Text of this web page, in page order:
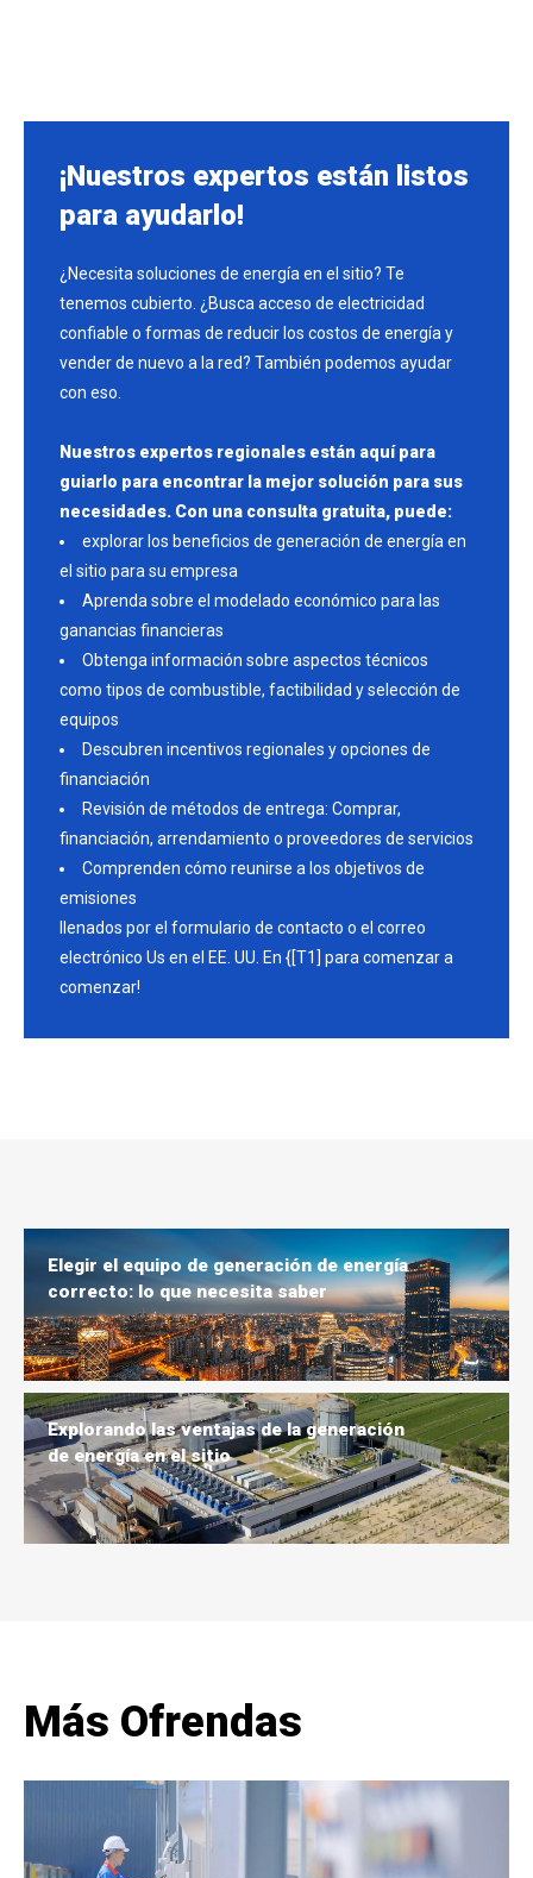
¡Nuestros expertos están listos
para ayudarlo!
¿Necesita soluciones de energía en el sitio? Te
tenemos cubierto. ¿Busca acceso de electricidad
confiable o formas de reducir los costos de energía y
vender de nuevo a la red? También podemos ayudar
con eso.
Nuestros expertos regionales están aquí para
guiarlo para encontrar la mejor solución para sus
necesidades. Con una consulta gratuita, puede:
explorar los beneficios de generación de energía en
el sitio para su empresa
Aprenda sobre el modelado económico para las
ganancias financieras
Obtenga información sobre aspectos técnicos
como tipos de combustible, factibilidad y selección de
equipos
Descubren incentivos regionales y opciones de
financiación
Revisión de métodos de entrega: Comprar,
financiación, arrendamiento o proveedores de servicios
Comprenden cómo reunirse a los objetivos de
emisiones
llenados por el formulario de contacto o el correo
electrónico Us en el EE. UU. En {[T1] para comenzar a
comenzar!
Elegir el equipo de generación de energía
correcto: lo que necesita saber
Explorando las ventajas de la generación
de energía en el sitio
Más Ofrendas